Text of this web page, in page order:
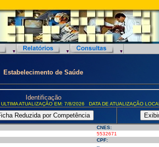
Estabelecimento de Saúde
Identificação
ULTIMA ATUALIZAÇÃO EM: 7/8/2026 DATA DE ATUALIZAÇÃO
CNES:
5532671
CPF: